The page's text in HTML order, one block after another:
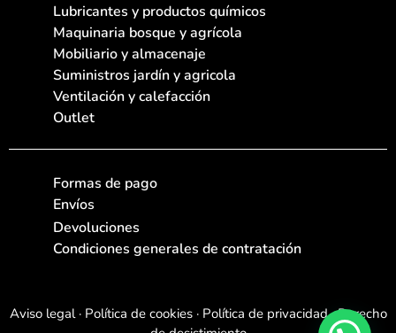
Lubricantes y productos químicos
Maquinaria bosque y agrícola
Mobiliario y almacenaje
Suministros jardín y agricola
Ventilación y calefacción
Outlet
Formas de pago
Envíos
Devoluciones
Condiciones generales de contratación
Aviso legal·Política de cookies·Política de privacidad·Derecho